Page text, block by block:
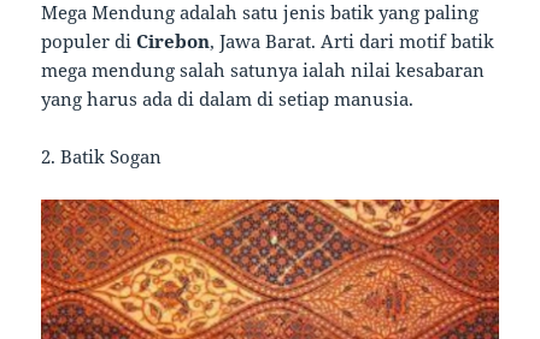
Mega Mendung adalah satu jenis batik yang paling
populer diCirebon, Jawa Barat. Arti dari motif batik
mega mendung salah satunya ialah nilai kesabaran
yang harus ada di dalam di setiap manusia.
2. Batik Sogan